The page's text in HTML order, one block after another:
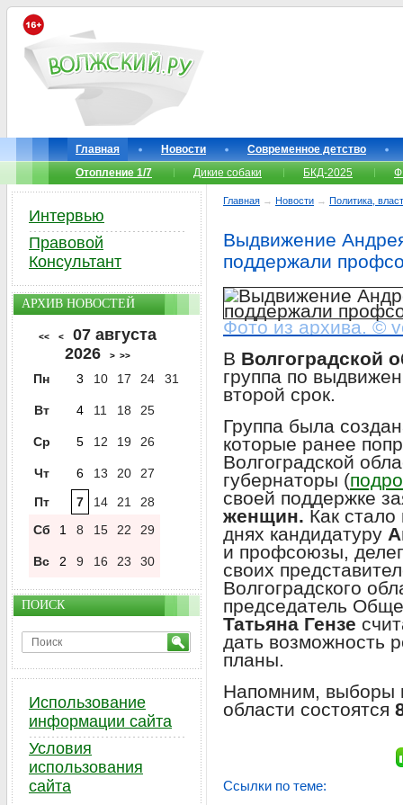
Главная Новости
Современное детство
Отопление 1/7
Дикие собаки БКД-2025
Главная → Новости → Политика,
Выдвижение
поддержали
Фото из архива. ©
В Волгоградской
группа по
второй срок.
Группа была
которые ранее
Волгоградской
губернаторы (
своей поддержке
женщин. Как
днях кандидатуру
и профсоюзы,
своих
Волгоградского
председатель
Татьяна Гензе
дать возможность
планы.
Напомним, выборы
области состоятся
Ссылки по теме:
Интервью
Правовой
Консультант
АРХИВ НОВОСТЕЙ
<< <
07 августа
2026
> >>
Пн 3 10 17 24 31
Вт 4 11 18 25
Ср 5 12 19 26
Чт 6 13 20
27
Пт
7 14 21
28
Сб
1 8 15 22 29
Вс 2 9 16 23 30
ПОИСК
Использование
информации сайта
Условия
использования
сайта